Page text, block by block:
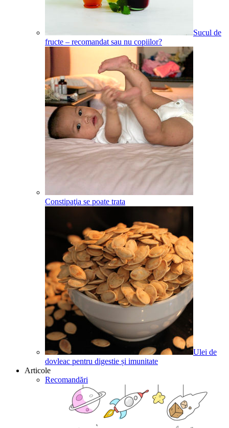
Sucul de
fructe – recomandat sau nu copiilor?
Constipaţia se poate trata
Ulei de
dovleac pentru digestie și imunitate
Articole
Recomandări